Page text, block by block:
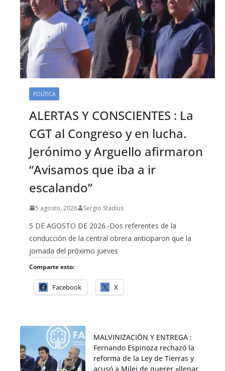
POLÍTICA
ALERTAS Y CONSCIENTES : La
CGT al Congreso y en lucha.
Jerónimo y Arguello afirmaron
“Avisamos que iba a ir
escalando”
5 agosto, 2026 Sergio Stadius
5 DE AGOSTO DE 2026.-Dos referentes de la
conducción de la central obrera anticiparon que la
jornada del próximo jueves
Comparte esto:
Facebook X
MALVINIZACIÖN Y ENTREGA :
Fernando Espinoza rechazó la
reforma de la Ley de Tierras y
acusó a Milei de querer «llenar